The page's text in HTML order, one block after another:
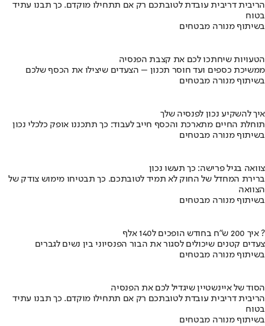
הריבית דריבית עובדת לטובתכם רק אם תתחילו מוקדם. כך תבנו עתיד
בטוח
בשיתוף מנורה מבטחים
הטעויות שיחתכו לכם את קצבת הפנסיה
ממשיכת כספים ועד חוסר תכנון – הצעדים שיצילו את הכסף שלכם
בשיתוף מנורה מבטחים
איך להשקיע נכון לפנסיה שלך
תוחלת החיים מתארכת והכסף חייב לעבוד: כך תתכננו אופק כלכלי נכון
בשיתוף מנורה מבטחים
צוואה בגיל פרישה: כך תעשו נכון
ברירת המחדל של החוק לא תמיד לטובתכם. כך תבטיחו מימוש צודק של
הצוואה
בשיתוף מנורה מבטחים
איך 200 ש"ח בחודש הופכים ל140 אלף ?
צעדים קטנים שיכולים לסגור את הבור הפנסיוני בין נשים לגברים
בשיתוף מנורה מבטחים
הסוד של איינשטיין שיגדיל לכם את הפנסיה
הריבית דריבית עובדת לטובתכם רק אם תתחילו מוקדם. כך תבנו עתיד
בטוח
בשיתוף מנורה מבטחים